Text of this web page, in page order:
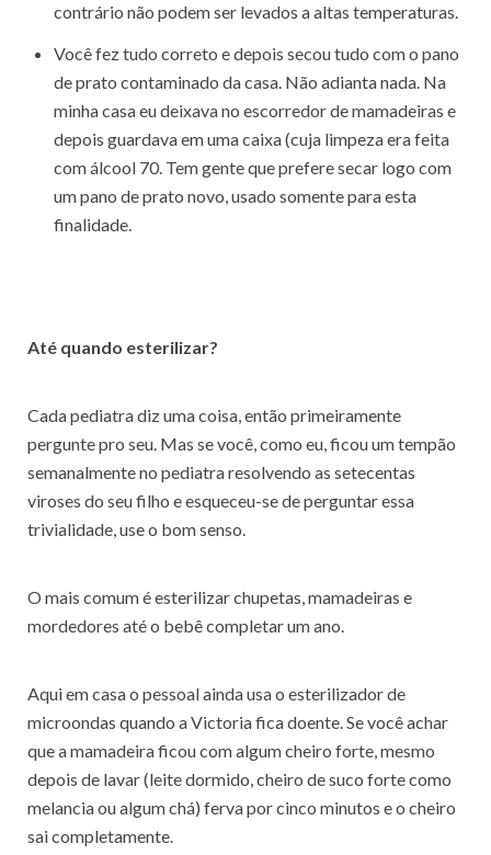
contrário não podem ser levados a altas temperaturas.
Você fez tudo correto e depois secou tudo com o pano
de prato contaminado da casa. Não adianta nada. Na
minha casa eu deixava no escorredor de mamadeiras e
depois guardava em uma caixa (cuja limpeza era feita
com álcool 70. Tem gente que prefere secar logo com
um pano de prato novo, usado somente para esta
finalidade.
Até quando esterilizar?
Cada pediatra diz uma coisa, então primeiramente
pergunte pro seu. Mas se você, como eu, ficou um tempão
semanalmente no pediatra resolvendo as setecentas
viroses do seu filho e esqueceu-se de perguntar essa
trivialidade, use o bom senso.
O mais comum é esterilizar chupetas, mamadeiras e
mordedores até o bebê completar um ano.
Aqui em casa o pessoal ainda usa o esterilizador de
microondas quando a Victoria fica doente. Se você achar
que a mamadeira ficou com algum cheiro forte, mesmo
depois de lavar (leite dormido, cheiro de suco forte como
melancia ou algum chá) ferva por cinco minutos e o cheiro
sai completamente.